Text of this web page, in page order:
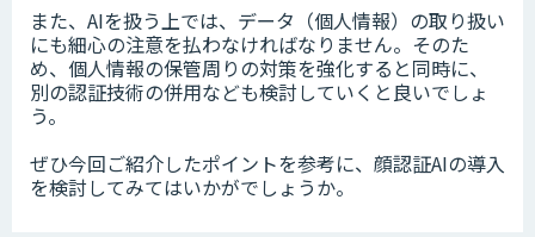
また、AIを扱う上では、データ（個人情報）の取り扱い
にも細心の注意を払わなければなりません。そのた
め、個人情報の保管周りの対策を強化すると同時に、
別の認証技術の併用なども検討していくと良いでしょ
う。
ぜひ今回ご紹介したポイントを参考に、顔認証AIの導入
を検討してみてはいかがでしょうか。